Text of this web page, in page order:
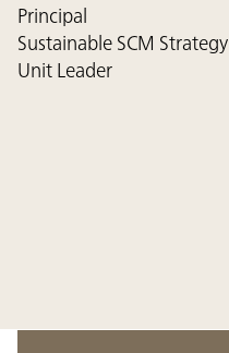
Principal
Sustainable SCM Strategy
Unit Leader